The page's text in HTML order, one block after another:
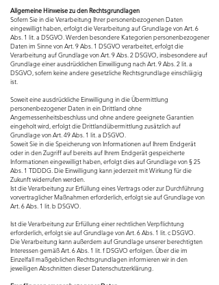
Allgemeine Hinweise zu den Rechtsgrundlagen
Sofern Sie in die Verarbeitung Ihrer personenbezogenen Daten
eingewilligt haben, erfolgt die Verarbeitung auf Grundlage von Art. 6
Abs. 1 lit. a DSGVO. Werden besondere Kategorien personenbezogener
Daten im Sinne von Art. 9 Abs. 1 DSGVO verarbeitet, erfolgt die
Verarbeitung auf Grundlage von Art. 9 Abs. 2 DSGVO, insbesondere auf
Grundlage einer ausdrücklichen Einwilligung nach Art. 9 Abs. 2 lit. a
DSGVO, sofern keine andere gesetzliche Rechtsgrundlage einschlägig
ist.
Soweit eine ausdrückliche Einwilligung in die Übermittlung
personenbezogener Daten in ein Drittland ohne
Angemessenheitsbeschluss und ohne andere geeignete Garantien
eingeholt wird, erfolgt die Drittlandübermittlung zusätzlich auf
Grundlage von Art. 49 Abs. 1 lit. a DSGVO.
Soweit Sie in die Speicherung von Informationen auf Ihrem Endgerät
oder in den Zugriff auf bereits auf Ihrem Endgerät gespeicherte
Informationen eingewilligt haben, erfolgt dies auf Grundlage von § 25
Abs. 1 TDDDG. Die Einwilligung kann jederzeit mit Wirkung für die
Zukunft widerrufen werden.
Ist die Verarbeitung zur Erfüllung eines Vertrags oder zur Durchführung
vorvertraglicher Maßnahmen erforderlich, erfolgt sie auf Grundlage von
Art. 6 Abs. 1 lit. b DSGVO.
Ist die Verarbeitung zur Erfüllung einer rechtlichen Verpflichtung
erforderlich, erfolgt sie auf Grundlage von Art. 6 Abs. 1 lit. c DSGVO.
Die Verarbeitung kann außerdem auf Grundlage unserer berechtigten
Interessen gemäß Art. 6 Abs. 1 lit. f DSGVO erfolgen. Über die im
Einzelfall maßgeblichen Rechtsgrundlagen informieren wir in den
jeweiligen Abschnitten dieser Datenschutzerklärung.